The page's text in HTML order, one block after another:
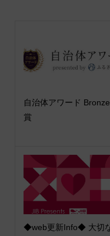
自治体アワード
賞
◆web更新Info◆ 大切